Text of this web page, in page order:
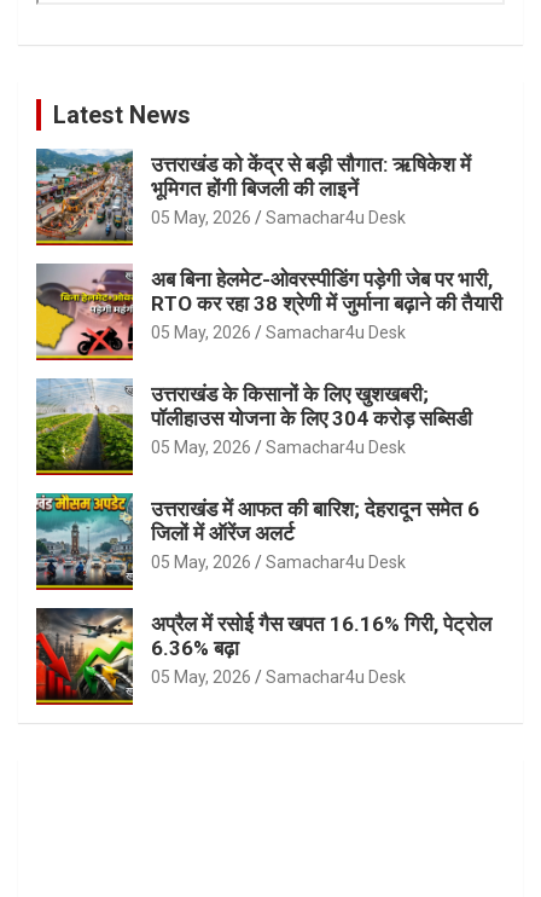
Latest News
उत्तराखंड को केंद्र से बड़ी सौगात: ऋषिकेश में
भूमिगत होंगी बिजली की लाइनें
05 May, 2026 Samachar4u Desk
अब बिना हेलमेट-ओवरस्पीडिंग पड़ेगी जेब पर भारी,
RTO कर रहा 38 श्रेणी में जुर्माना बढ़ाने की तैयारी
05 May, 2026 Samachar4u Desk
उत्तराखंड के किसानों के लिए खुशखबरी;
पॉलीहाउस योजना के लिए 304 करोड़ सब्सिडी
05 May, 2026 Samachar4u Desk
उत्तराखंड में आफत की बारिश; देहरादून समेत 6
जिलों में ऑरेंज अलर्ट
05 May, 2026 Samachar4u Desk
अप्रैल में रसोई गैस खपत 16.16% गिरी, पेट्रोल
6.36% बढ़ा
05 May, 2026 Samachar4u Desk